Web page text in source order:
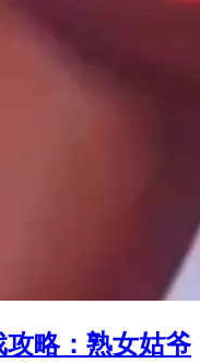
攻略：熟女姑爷